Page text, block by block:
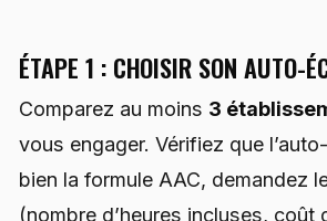
ÉTAPE 1 : CHOISIR SON AUTO-
Comparez au moins 3
vous engager. Vérifiez que
bien la formule AAC, demandez
(nombre d’heures incluses, coût